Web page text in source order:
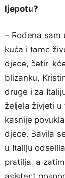
ljepotu?
– Rođena sam
kuća i tamo
djece, četiri
blizanku,
druge i za
željela živjeti u
kasnije
djece. Bavila
u Italiju
pratilja, a
asistent